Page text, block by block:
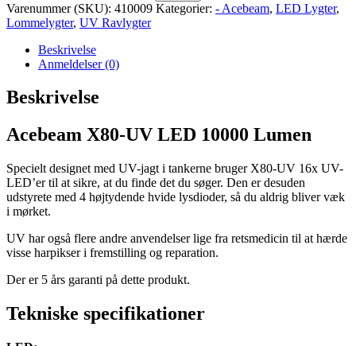
Varenummer (SKU): 410009 Kategorier: - Acebeam, LED Lygter,
Lommelygter, UV Ravlygter
Beskrivelse
Anmeldelser (0)
Beskrivelse
Acebeam X80-UV LED 10000 Lumen
Specielt designet med UV-jagt i tankerne bruger X80-UV 16x UV-
LED’er til at sikre, at du finde det du søger. Den er desuden
udstyrete med 4 højtydende hvide lysdioder, så du aldrig bliver væk
i mørket.
UV har også flere andre anvendelser lige fra retsmedicin til at hærde
visse harpikser i fremstilling og reparation.
Der er 5 års garanti på dette produkt.
Tekniske specifikationer